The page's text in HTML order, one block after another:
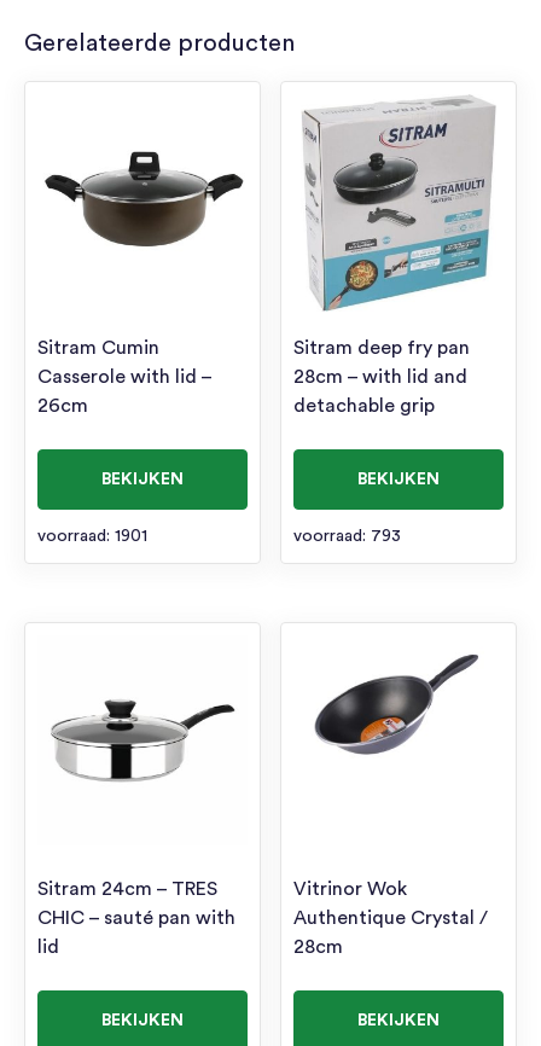
Gerelateerde producten
Sitram Cumin
Casserole with lid –
26cm
BEKIJKEN
voorraad: 1901
Sitram deep fry pan
28cm – with lid and
detachable grip
BEKIJKEN
voorraad: 793
Sitram 24cm – TRES
CHIC – sauté pan with
lid
BEKIJKEN
Vitrinor Wok
Authentique Crystal /
28cm
BEKIJKEN